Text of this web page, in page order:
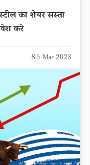
करे
8th Mar 2023